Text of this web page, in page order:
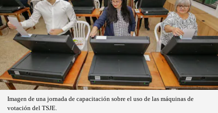
Imagen de una jornada de capacitación sobre el uso de las máquinas de
votación del TSJE.